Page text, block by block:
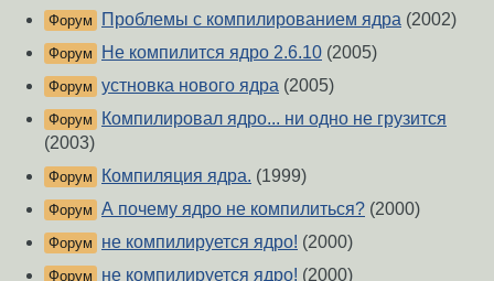
Форум Проблемы с компилированием ядра (2002)
Форум Не компилится ядро 2.6.10 (2005)
Форум устновка нового ядра (2005)
Форум
Компилировал ядро... ни одно не грузится
(2003)
Форум Компиляция ядра. (1999)
Форум А почему ядро не компилиться? (2000)
Форум не компилируется ядро! (2000)
Форум не компилируется ядро! (2000)